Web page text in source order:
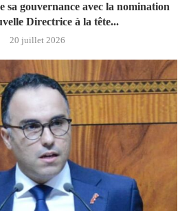
gouvernance avec la nomination
Directrice à la tête...
20 juillet 2026